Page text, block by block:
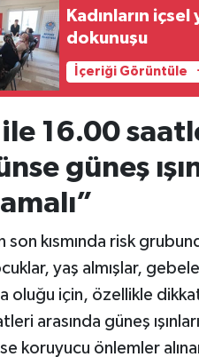
Kadınların
dokunuşu
İçeriği Görüntüle
16.00
güneş
son kısmında risk
yaş almışlar,
oluğu için, özellikle
arasında güneş
koruyucu önlemler